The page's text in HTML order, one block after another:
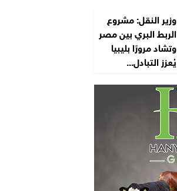
وزير النقل: مشروع
الربط البري بين مصر
وتشاد مرورًا بليبيا
يُعزز التبادل...